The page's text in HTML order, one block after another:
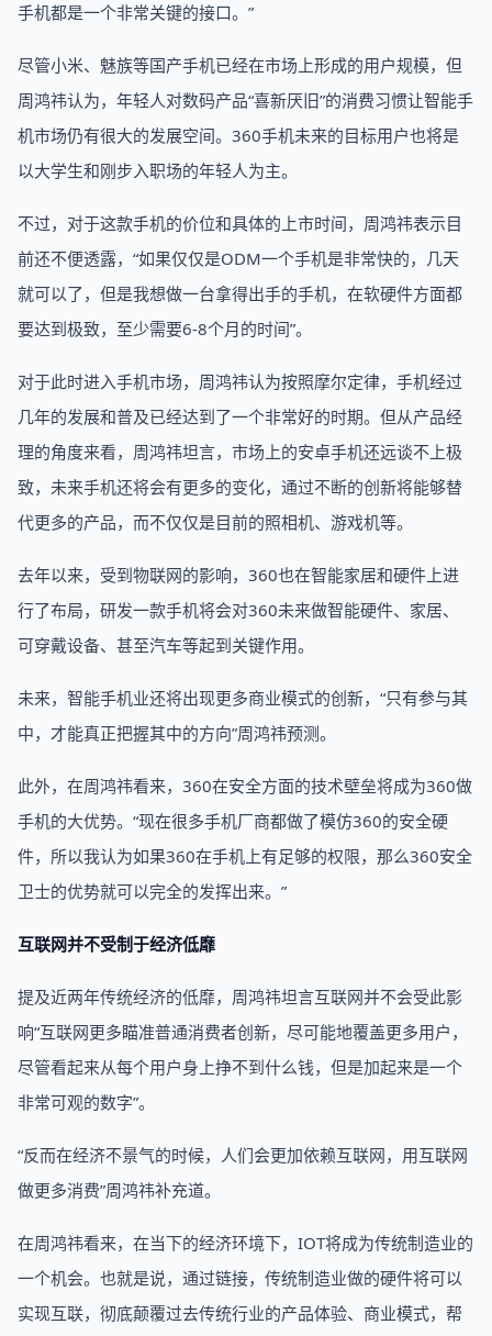
手机都是一个非常关键的接口。”
尽管小米、魅族等国产手机已经在市场上形成的用户规模，但
周鸿祎认为，年轻人对数码产品“喜新厌旧”的消费习惯让智能手
机市场仍有很大的发展空间。360手机未来的目标用户也将是
以大学生和刚步入职场的年轻人为主。
不过，对于这款手机的价位和具体的上市时间，周鸿祎表示目
前还不便透露，“如果仅仅是ODM一个手机是非常快的，几天
就可以了，但是我想做一台拿得出手的手机，在软硬件方面都
要达到极致，至少需要6-8个月的时间”。
对于此时进入手机市场，周鸿祎认为按照摩尔定律，手机经过
几年的发展和普及已经达到了一个非常好的时期。但从产品经
理的角度来看，周鸿祎坦言，市场上的安卓手机还远谈不上极
致，未来手机还将会有更多的变化，通过不断的创新将能够替
代更多的产品，而不仅仅是目前的照相机、游戏机等。
去年以来，受到物联网的影响，360也在智能家居和硬件上进
行了布局，研发一款手机将会对360未来做智能硬件、家居、
可穿戴设备、甚至汽车等起到关键作用。
未来，智能手机业还将出现更多商业模式的创新，“只有参与其
中，才能真正把握其中的方向”周鸿祎预测。
此外，在周鸿祎看来，360在安全方面的技术壁垒将成为360做
手机的大优势。“现在很多手机厂商都做了模仿360的安全硬
件，所以我认为如果360在手机上有足够的权限，那么360安全
卫士的优势就可以完全的发挥出来。”
互联网并不受制于经济低靡
提及近两年传统经济的低靡，周鸿祎坦言互联网并不会受此影
响“互联网更多瞄准普通消费者创新，尽可能地覆盖更多用户，
尽管看起来从每个用户身上挣不到什么钱，但是加起来是一个
非常可观的数字”。
“反而在经济不景气的时候，人们会更加依赖互联网，用互联网
做更多消费”周鸿祎补充道。
在周鸿祎看来，在当下的经济环境下，IOT将成为传统制造业的
一个机会。也就是说，通过链接，传统制造业做的硬件将可以
实现互联，彻底颠覆过去传统行业的产品体验、商业模式，帮